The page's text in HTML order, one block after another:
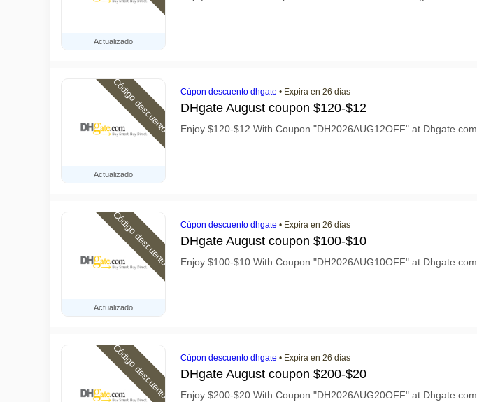
Actualizado
Actualizado
Código descuento Cúpon descuento dhgate • Expira en 26 días
DHgate August coupon $120-$12
Enjoy $120-$12 With Coupon "DH2026AUG12OFF" at Dhgate.com
Actualizado
Código descuento Cúpon descuento dhgate • Expira en 26 días
DHgate August coupon $100-$10
Enjoy $100-$10 With Coupon "DH2026AUG10OFF" at Dhgate.com
Código descuento Cúpon descuento dhgate • Expira en 26 días
DHgate August coupon $200-$20
Enjoy $200-$20 With Coupon "DH2026AUG20OFF" at Dhgate.com